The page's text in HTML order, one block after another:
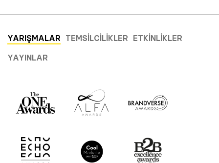
YARIŞMALAR TEMSILCILIKLER ETKINLIKLER
YAYINLAR